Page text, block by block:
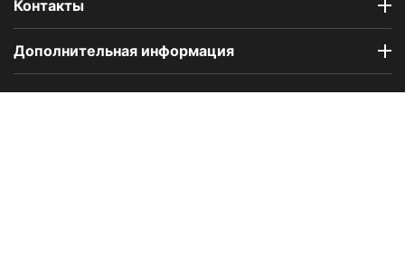
Контакты
Дополнительная информация